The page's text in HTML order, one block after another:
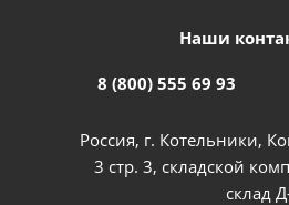
Наши
8 (800) 555 69 93
Россия, г. Котельники,
3 стр. 3, складской
склад